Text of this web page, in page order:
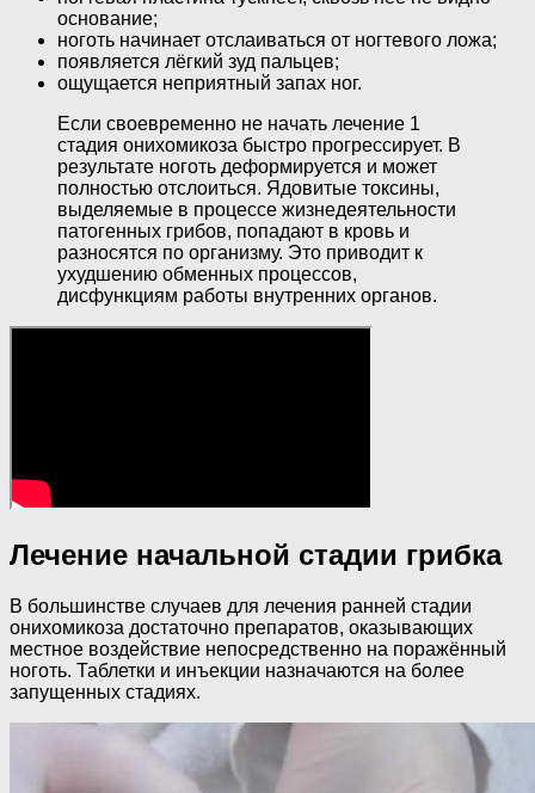
основание;
ноготь начинает отслаиваться от ногтевого ложа;
появляется лёгкий зуд пальцев;
ощущается неприятный запах ног.
Если своевременно не начать лечение 1
стадия онихомикоза быстро прогрессирует. В
результате ноготь деформируется и может
полностью отслоиться. Ядовитые токсины,
выделяемые в процессе жизнедеятельности
патогенных грибов, попадают в кровь и
разносятся по организму. Это приводит к
ухудшению обменных процессов,
дисфункциям работы внутренних органов.
Лечение начальной стадии грибка
В большинстве случаев для лечения ранней стадии
онихомикоза достаточно препаратов, оказывающих
местное воздействие непосредственно на поражённый
ноготь. Таблетки и инъекции назначаются на более
запущенных стадиях.